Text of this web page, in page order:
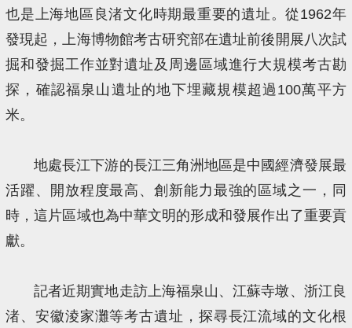
也是上海地區良渚文化時期最重要的遺址。從1962年
發現起，上海博物館考古研究部在遺址前後開展八次試
掘和發掘工作並對遺址及周邊區域進行大規模考古勘
探，確認福泉山遺址的地下埋藏規模超過100萬平方
米。
地處長江下游的長江三角洲地區是中國經濟發展最
活躍、開放程度最高、創新能力最強的區域之一，同
時，這片區域也為中華文明的形成和發展作出了重要貢
獻。
記者近期實地走訪上海福泉山、江蘇寺墩、浙江良
渚、安徽淩家灘等考古遺址，探尋長江流域的文化根